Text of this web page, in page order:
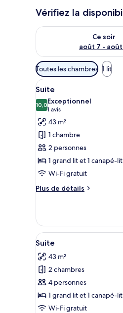
Vérifiez la
Ce soir
août 7 -
Vérifier la disponibilité
Filtres
disponibles
pour
les
chambres
Toutes les chambres 1 lit
Afficher
toutes
les
photos
pour
ce
type
de
chambre :
Suite
14
Suite
10,010,0 sur 10
Exceptionnel
1 avis
(1 avis)
43 m²
1 chambre
2 personnes
1 grand lit et 1 canapé-
Wi-Fi gratuit
Plus de détails
Plus
le
type
de
Suite
Afficher
toutes
les
photos
pour
ce
type
13
Suite
43 m²
2 chambres
4 personnes
1 grand lit et 1 canapé-
Wi-Fi gratuit